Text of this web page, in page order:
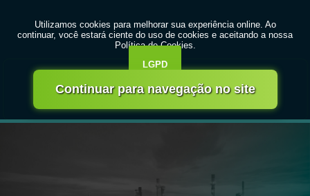
MENU
Entre em contato com um de nossos especialistas!